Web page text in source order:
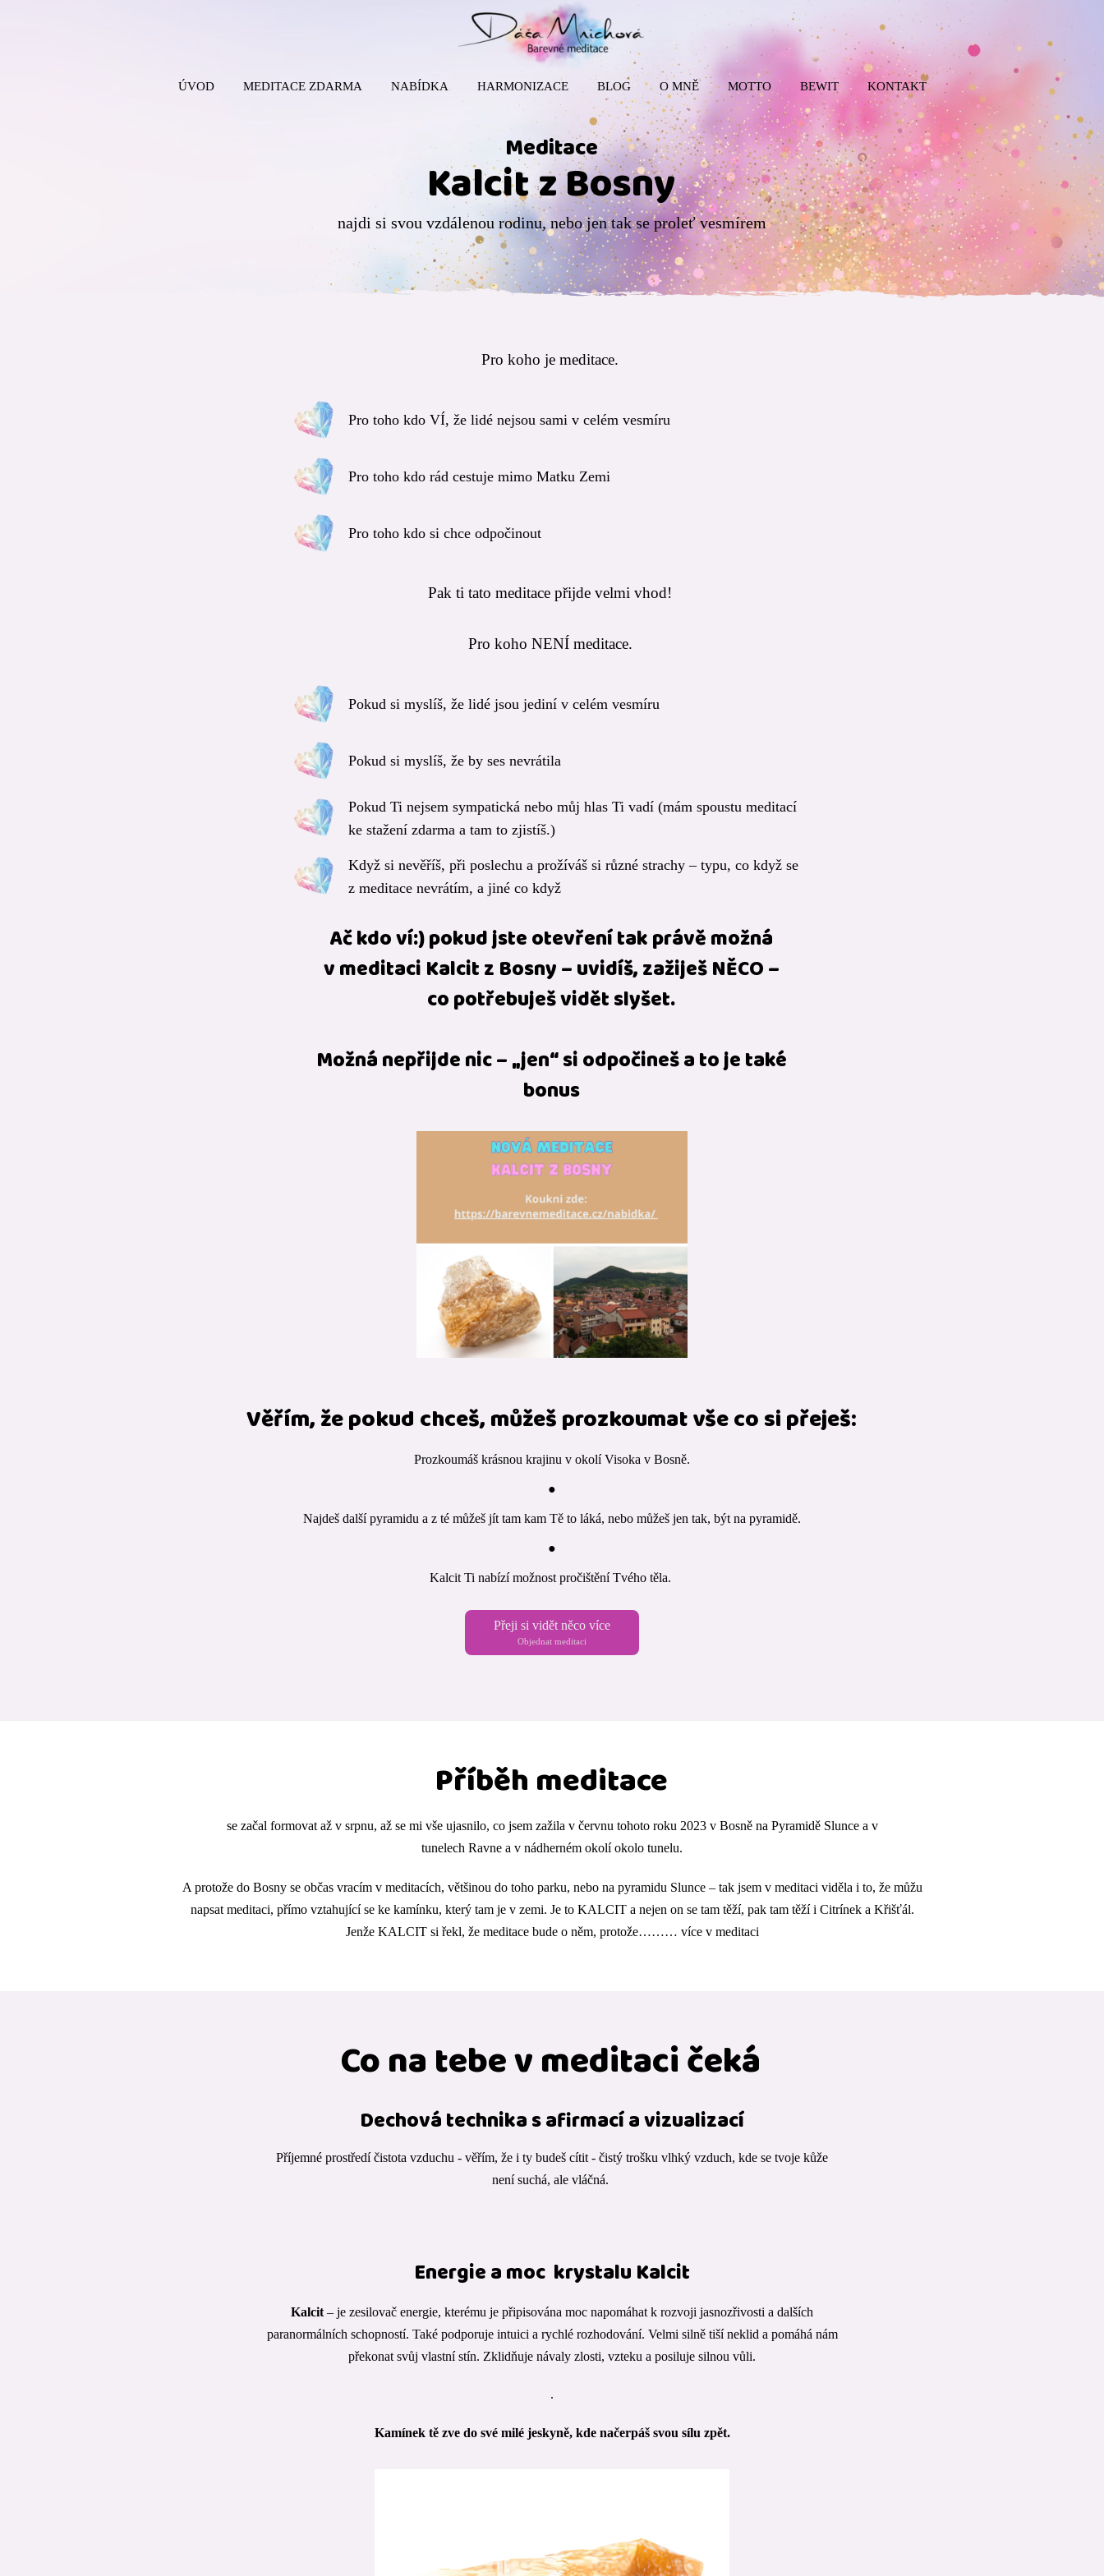
ÚVOD MEDITACE ZDARMA NABÍDKA HARMONIZACE BLOG O MNĚ MOTTO BEWIT KONTAKT
Meditace
Kalcit z Bosny
najdi si svou vzdálenou rodinu, nebo jen tak se proleť vesmírem
Pro koho je meditace.
Pro toho kdo VÍ, že lidé nejsou sami v celém vesmíru
Pro toho kdo rád cestuje mimo Matku Zemi
Pro toho kdo si chce odpočinout
Pak ti tato meditace přijde velmi vhod!
Pro koho NENÍ meditace.
Pokud si myslíš, že lidé jsou jediní v celém vesmíru
Pokud si myslíš, že by ses nevrátila
Pokud Ti nejsem sympatická nebo můj hlas Ti vadí (mám spoustu meditací
ke stažení zdarma a tam to zjistíš.)
Když si nevěříš, při poslechu a prožíváš si různé strachy – typu, co když se
z meditace nevrátím, a jiné co když
Ač kdo ví:) pokud jste otevření tak právě možná
v meditaci Kalcit z Bosny – uvidíš, zažiješ NĚCO –
co potřebuješ vidět slyšet.
Možná nepřijde nic – „jen“ si odpočineš a to je také
bonus
Věřím, že pokud chceš, můžeš prozkoumat vše co si přeješ:
Prozkoumáš krásnou krajinu v okolí Visoka v Bosně.
●
Najdeš další pyramidu a z té můžeš jít tam kam Tě to láká, nebo můžeš jen tak, být na pyramidě.
●
Kalcit Ti nabízí možnost pročištění Tvého těla.
Přeji si vidět něco více
Objednat meditaci
Příběh meditace
se začal formovat až v srpnu, až se mi vše ujasnilo, co jsem zažila v červnu tohoto roku 2023 v Bosně na Pyramidě Slunce a v
tunelech Ravne a v nádherném okolí okolo tunelu.
A protože do Bosny se občas vracím v meditacích, většinou do toho parku, nebo na pyramidu Slunce – tak jsem v meditaci viděla i to, že můžu
napsat meditaci, přímo vztahující se ke kamínku, který tam je v zemi. Je to KALCIT a nejen on se tam těží, pak tam těží i Citrínek a Křišťál.
Jenže KALCIT si řekl, že meditace bude o něm, protože……… více v meditaci
Co na tebe v meditaci čeká
Dechová technika s afirmací a vizualizací
Příjemné prostředí čistota vzduchu - věřím, že i ty budeš cítit - čistý trošku vlhký vzduch, kde se tvoje kůže
není suchá, ale vláčná.
Energie a moc krystalu Kalcit
Kalcit – je zesilovač energie, kterému je připisována moc napomáhat k rozvoji jasnozřivosti a dalších
paranormálních schopností. Také podporuje intuici a rychlé rozhodování. Velmi silně tiší neklid a pomáhá nám
překonat svůj vlastní stín. Zklidňuje návaly zlosti, vzteku a posiluje silnou vůli.
.
Kamínek tě zve do své milé jeskyně, kde načerpáš svou sílu zpět.